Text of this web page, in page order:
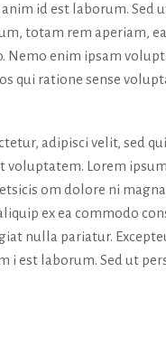
id est laborum. Sed
totam rem aperiam,
Nemo enim ipsam
qui ratione sense
adipisci velit, sed
Lorem
om dolore ni
ex ea commodo
nulla pariatur.
i est laborum. Sed ut